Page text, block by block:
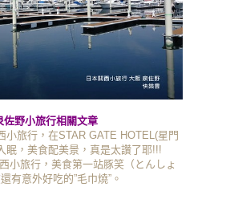
佐野小旅行相關文章
小旅行，在STAR GATE HOTEL(星門
眠，美食配美景，真是太讚了耶!!!
小旅行，美食第一站豚笑（とんしょ
有意外好吃的”毛巾燒”。